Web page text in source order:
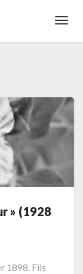
» (1928
1898. Fils